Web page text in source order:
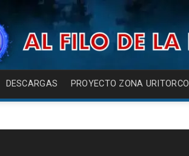
DESCARGAS PROYECTO ZONA URITORCO